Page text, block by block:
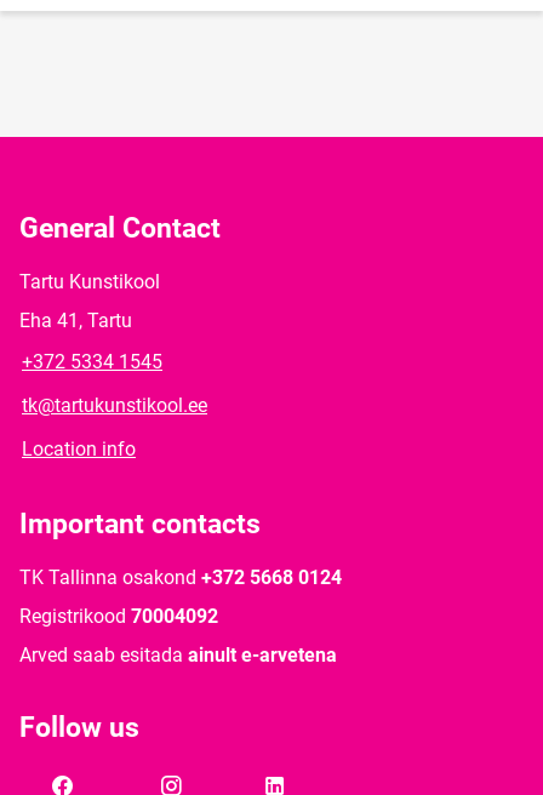
General Contact
Tartu Kunstikool
Eha 41, Tartu
+372 5334 1545
tk@tartukunstikool.ee
Location info
Important contacts
TK Tallinna osakond +372 5668 0124
Registrikood 70004092
Arved saab esitada ainult e-arvetena
Follow us